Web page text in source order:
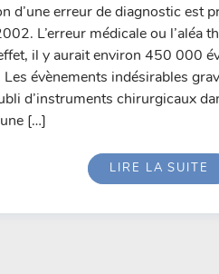
d’une erreur de diagnostic est
L’erreur médicale ou l’aléa
il y aurait environ 450 000
Les évènements indésirables
d’instruments chirurgicaux
[…]
LIRE LA SUITE